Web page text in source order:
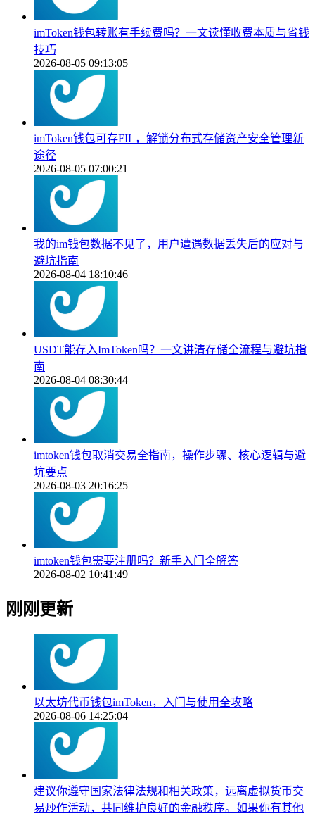
imToken钱包转账有手续费吗？一文读懂收费本质与省钱
技巧
2026-08-05 09:13:05
imToken钱包可存FIL，解锁分布式存储资产安全管理新
途径
2026-08-05 07:00:21
我的im钱包数据不见了，用户遭遇数据丢失后的应对与
避坑指南
2026-08-04 18:10:46
USDT能存入ImToken吗？一文讲清存储全流程与避坑指
南
2026-08-04 08:30:44
imtoken钱包取消交易全指南，操作步骤、核心逻辑与避
坑要点
2026-08-03 20:16:25
imtoken钱包需要注册吗？新手入门全解答
2026-08-02 10:41:49
刚刚更新
以太坊代币钱包imToken，入门与使用全攻略
2026-08-06 14:25:04
建议你遵守国家法律法规和相关政策，远离虚拟货币交
易炒作活动，共同维护良好的金融秩序。如果你有其他